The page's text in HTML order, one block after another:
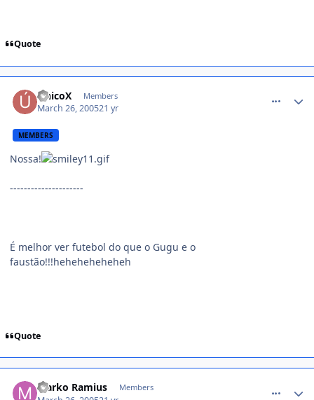
Quote
ÚnicoX Members
March 26, 200521 yr
MEMBERS
Nossa!
---------------------
É melhor ver futebol do que o Gugu e o
faustão!!!heheheheheheh
Quote
Marko Ramius Members